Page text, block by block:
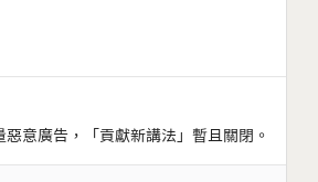
意廣告，「貢獻新講法」暫且關閉。